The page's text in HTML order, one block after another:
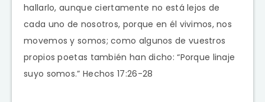
hallarlo, aunque ciertamente no está lejos de
cada uno de nosotros, porque en él vivimos, nos
movemos y somos; como algunos de vuestros
propios poetas también han dicho: “Porque linaje
suyo somos.” Hechos 17:26-28